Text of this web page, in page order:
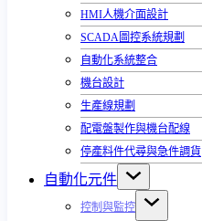
HMI人機介面設計
SCADA圖控系統規劃
自動化系統整合
機台設計
生產線規劃
配電盤製作與機台配線
停產料件代尋與急件調貨
自動化元件
控制與監控